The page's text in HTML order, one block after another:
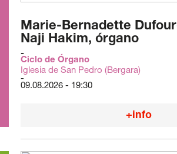
Marie-Bernadette
Naji Hakim, órgano
Ciclo de Órgano
Iglesia de San Pedro (Bergara)
09.08.2026 - 19:30
+info